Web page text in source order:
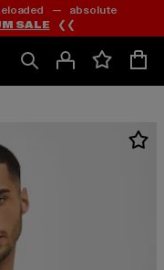
— absolute
SALE ❮❮